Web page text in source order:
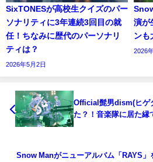
SixTONESが高校生クイズのパー
ソナリティに3年連続3回目の就
任！ちなみに歴代のパーソナリ
ティは？
2026年5月2日
演が
ンも
2026
Official髭男dism(ヒゲ
た？！音楽隊に居た縁
Snow Manがニューアルバム「RAYS」